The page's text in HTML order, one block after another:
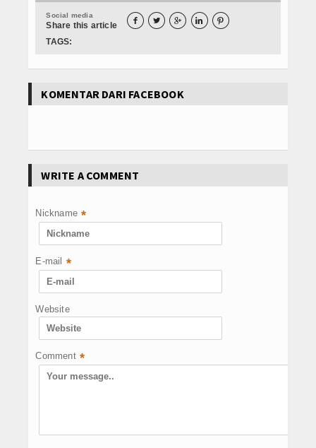
Social media
Share this article     
TAGS:
KOMENTAR DARI FACEBOOK
WRITE A COMMENT
Nickname *
E-mail *
Website
Comment *